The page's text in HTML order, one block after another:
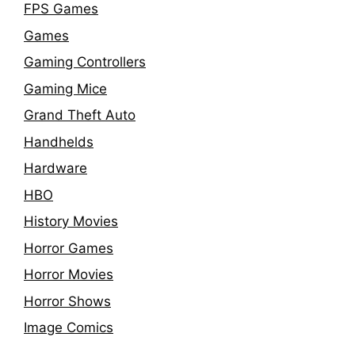
FPS Games
Games
Gaming Controllers
Gaming Mice
Grand Theft Auto
Handhelds
Hardware
HBO
History Movies
Horror Games
Horror Movies
Horror Shows
Image Comics